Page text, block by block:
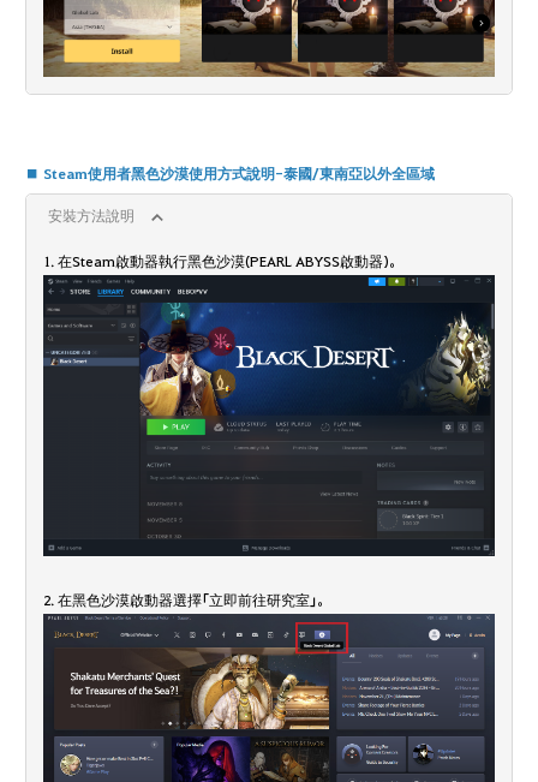
■ Steam使用者黑色沙漠使用方式說明-泰國/東南亞以外全區域
安裝方法說明
1. 在Steam啟動器執行黑色沙漠(PEARL ABYSS啟動器)。
2. 在黑色沙漠啟動器選擇「立即前往研究室」。